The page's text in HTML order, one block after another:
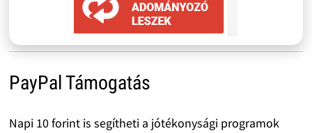
PayPal Támogatás
Napi 10 forint is segítheti a jótékonysági programok